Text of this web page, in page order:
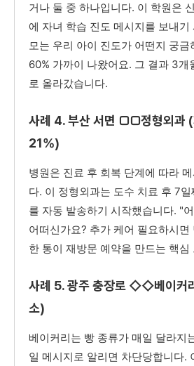
거나 둘 중 하나입니다. 이 학원은
에 자녀 학습 진도 메시지를 보내기
모는 우리 아이 진도가 어떤지 궁금
60% 가까이 나왔어요. 그 결과 3개
로 올라갔습니다.
사례 4. 부산 서면 □□정형외과
21%)
병원은 진료 후 회복 단계에 따라
다. 이 정형외과는 도수 치료 후 7
를 자동 발송하기 시작했습니다. "
어떠신가요? 추가 케어 필요하시면
한 통이 재방문 예약을 만드는 핵심
사례 5. 광주 충장로 ◇◇베이커
소)
베이커리는 빵 종류가 매일 달라지
일 메시지로 알리면 차단당합니다.